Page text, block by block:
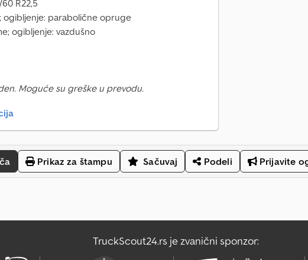
R22,5
ogibljenje: parabolične opruge
ogibljenje: vazdušno
Moguće su greške u prevodu.
Prikaz za štampu Sačuvaj Podeli Prijavite
TruckScout24.rs je zvanični sponzor: